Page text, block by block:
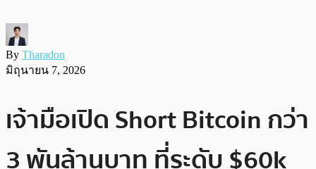
By Tharadon
มิถุนายน 7, 2026
เจ้ามือเปิด Short Bitcoin กว่า
3 พันล้านบาท ที่ระดับ $60k